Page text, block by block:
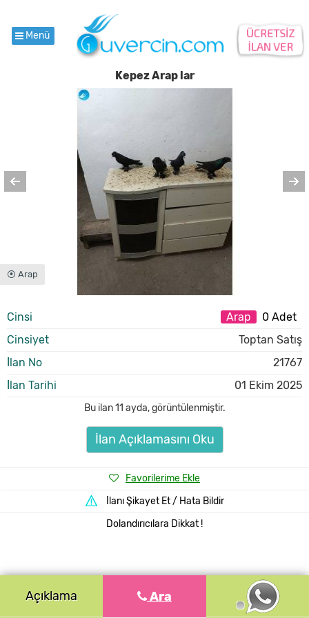
Menü
Kepez Arap lar
⦿ Arap
Cinsi Arap
0 Adet
Cinsiyet
Toptan Satış
İlan No
21767
İlan Tarihi
01 Ekim 2025
Bu ilan11 ayda,görüntülenmiştir.
İlan Açıklamasını Oku
Favorilerime Ekle
İlanı Şikayet Et / Hata Bildir
Dolandırıcılara Dikkat !
Açıklama Ara